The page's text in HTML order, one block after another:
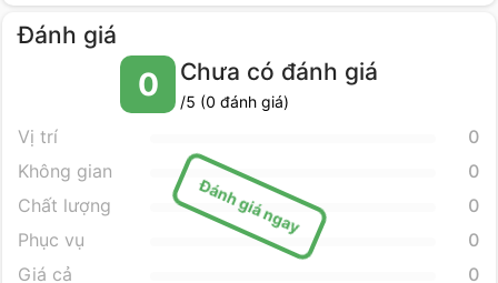
Đánh giá
0 Chưa có đánh giá
/5 (0 đánh giá)
Đánh giá ngay
Vị trí
0
Không gian
0
Chất lượng
0
Phục vụ
0
Giá cả
0